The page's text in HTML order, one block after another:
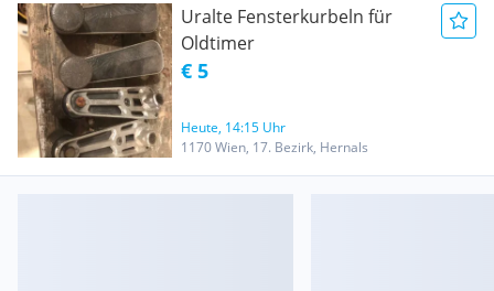
Uralte Fensterkurbeln für
Oldtimer
€ 5
Heute, 14:15 Uhr
1170 Wien, 17. Bezirk, Hernals